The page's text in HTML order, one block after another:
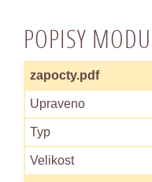
POPISY
zapocty.pdf